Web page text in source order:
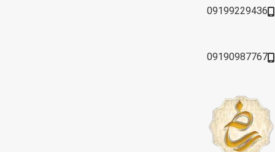
09199229436
09190987767